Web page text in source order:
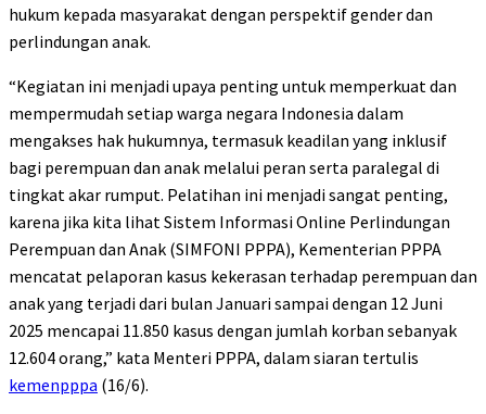
hukum kepada masyarakat dengan perspektif gender dan
perlindungan anak.
“Kegiatan ini menjadi upaya penting untuk memperkuat dan
mempermudah setiap warga negara Indonesia dalam
mengakses hak hukumnya, termasuk keadilan yang inklusif
bagi perempuan dan anak melalui peran serta paralegal di
tingkat akar rumput. Pelatihan ini menjadi sangat penting,
karena jika kita lihat Sistem Informasi Online Perlindungan
Perempuan dan Anak (SIMFONI PPPA), Kementerian PPPA
mencatat pelaporan kasus kekerasan terhadap perempuan dan
anak yang terjadi dari bulan Januari sampai dengan 12 Juni
2025 mencapai 11.850 kasus dengan jumlah korban sebanyak
12.604 orang,” kata Menteri PPPA, dalam siaran tertulis
kemenpppa (16/6).